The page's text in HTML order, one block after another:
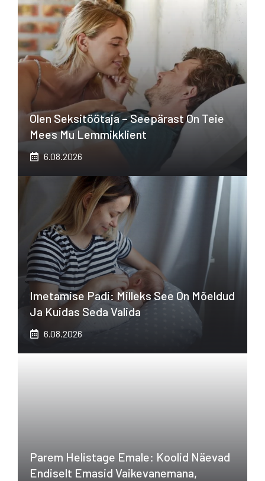
Olen Seksitöötaja – Seepärast On Teie
Mees Mu Lemmikklient
6.08.2026
Imetamise Padi: Milleks See On Mõeldud
Ja Kuidas Seda Valida
6.08.2026
Parem Helistage Emale: Koolid Näevad
Endiselt Emasid Vaikevanemana,